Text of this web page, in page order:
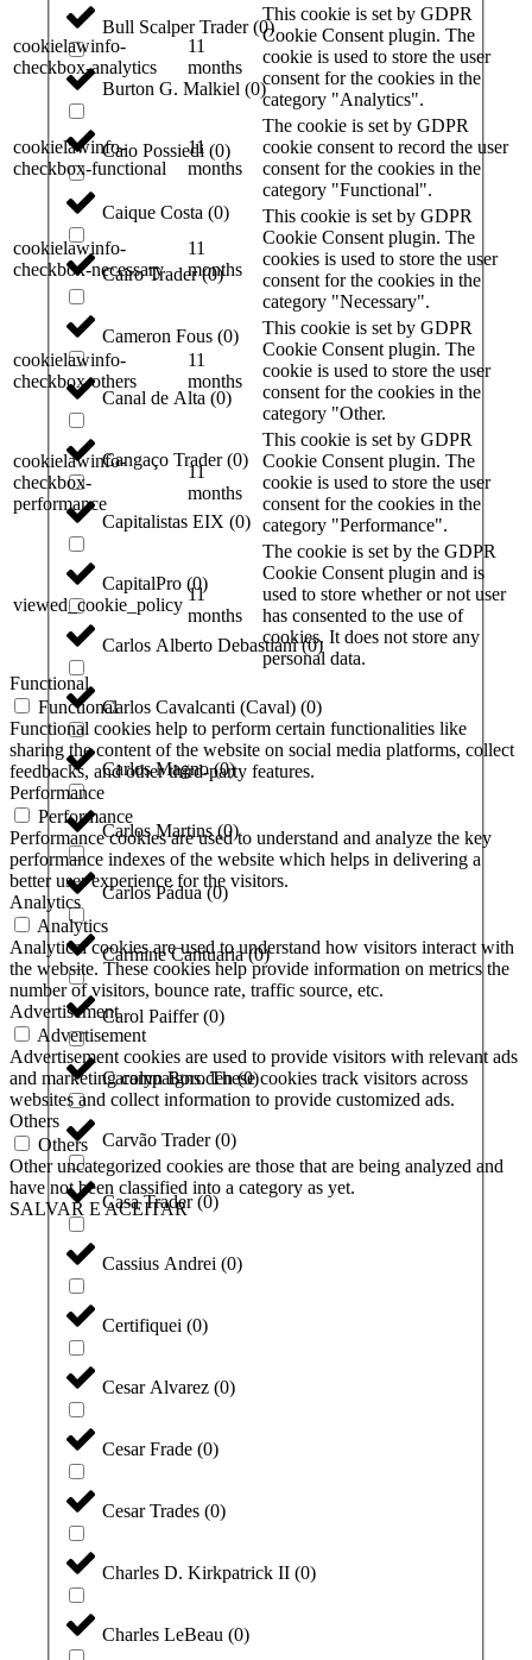
Bull Scalper Trader(0)
Burton G. Malkiel (0)
Caio Possiedi (0)
Caique Costa (0)
Cairo Trader(0)
Cameron Fous (0)
Canal de Alta (0)
Cangaço Trader(0)
Capitalistas EIX (0)
CapitalPro (0)
Carlos Alberto Debastiani(0)
Carlos Cavalcanti (Caval) (0)
Carlos Magno(0)
Carlos Martins(0)
Carlos Pádua(0)
Carmine Cantuaria(0)
Carol Paiffer(0)
Carolyn Boroden(0)
Carvão Trader(0)
Casa Trader(0)
Cassius Andrei (0)
Certifiquei (0)
Cesar Alvarez (0)
Cesar Frade (0)
Cesar Trades (0)
Charles D. Kirkpatrick II (0)
Charles LeBeau (0)
cookielawinfo-
checkbox-analytics
11
months
This cookie is set by GDPR
Cookie Consent plugin. The
cookie is used to store the user
consent for the cookies in the
category "Analytics".
cookielawinfo-
checkbox-functional
11
months
The cookie is set by GDPR
cookie consent to record the user
consent for the cookies in the
category "Functional".
cookielawinfo-
checkbox-necessary
11
months
This cookie is set by GDPR
Cookie Consent plugin. The
cookies is used to store the user
consent for the cookies in the
category "Necessary".
cookielawinfo-
checkbox-others
11
months
This cookie is set by GDPR
Cookie Consent plugin. The
cookie is used to store the user
consent for the cookies in the
category "Other.
cookielawinfo-
checkbox-
performance
11
months
This cookie is set by GDPR
Cookie Consent plugin. The
cookie is used to store the user
consent for the cookies in the
category "Performance".
viewed_cookie_policy
11
months
The cookie is set by the GDPR
Cookie Consent plugin and is
used to store whether or not user
has consented to the use of
cookies. It does not store any
personal data.
Functional
Functional
Functional cookies help to perform certain functionalities like
sharing the content of the website on social media platforms, collect
feedbacks, and other third-party features.
Performance
Performance
Performance cookies are used to understand and analyze the key
performance indexes of the website which helps in delivering a
better user experience for the visitors.
Analytics
Analytics
Analytical cookies are used to understand how visitors interact with
the website. These cookies help provide information on metrics the
number of visitors, bounce rate, traffic source, etc.
Advertisement
Advertisement
Advertisement cookies are used to provide visitors with relevant ads
and marketing campaigns. These cookies track visitors across
websites and collect information to provide customized ads.
Others
Others
Other uncategorized cookies are those that are being analyzed and
have not been classified into a category as yet.
SALVAR E ACEITAR